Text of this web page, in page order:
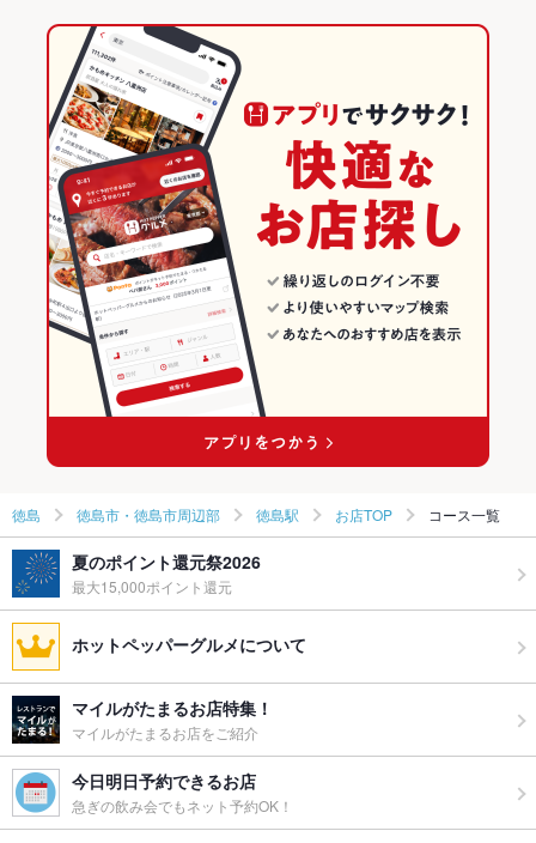
徳島駅 × 居酒屋
徳島駅 × 洋・和洋・各国料理・その他
徳島 × 居酒屋
徳島 × 洋・和洋・各国料理・その他
徳島駅
オムライス トリュフ
エビチリ 炭火焼 ケーキ パンケーキ
チーズケーキ みそラーメン とんこつラーメン 塩ラーメン 味噌ラーメン
徳島のグルメランキング
徳島の居酒屋ランキング
徳島市・徳島市周辺部のグルメランキング
徳島市・徳島市周辺部の居酒屋ランキング
徳島駅のグルメランキング
徳島駅の居酒屋ランキング
徳島 徳島市・徳島市周辺部 徳島駅 お店TOP コース一覧
夏のポイント還元祭2026
最大15,000ポイント還元
ホットペッパーグルメについて
マイルがたまるお店特集！
マイルがたまるお店をご紹介
今日明日予約できるお店
急ぎの飲み会でもネット予約OK！